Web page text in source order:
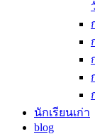
นักเรียนเก่า
blog